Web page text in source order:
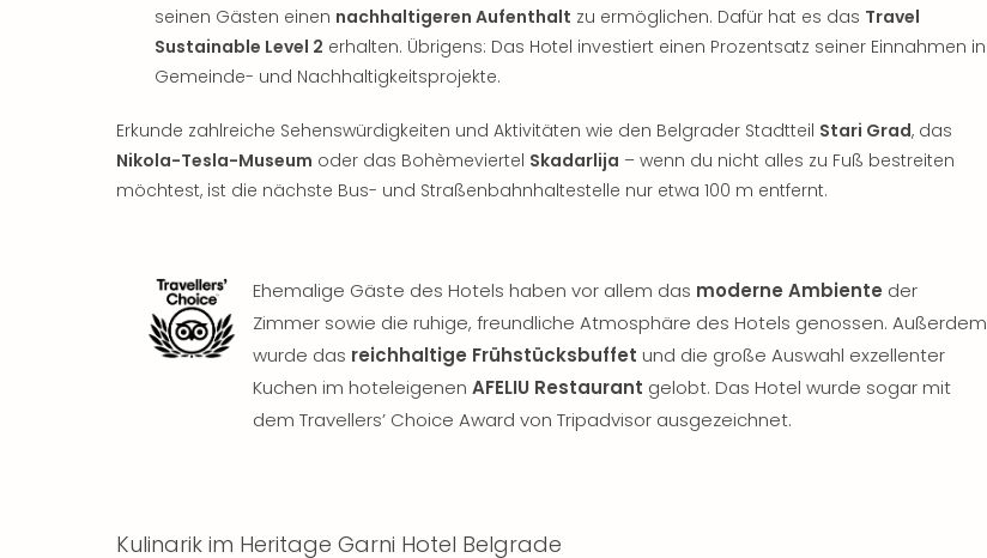
seinen Gästen einen nachhaltigeren Aufenthalt zu ermöglichen. Dafür hat es das Travel
Sustainable Level 2 erhalten. Übrigens: Das Hotel investiert einen Prozentsatz seiner Einnahmen in
Gemeinde- und Nachhaltigkeitsprojekte.
Erkunde zahlreiche Sehenswürdigkeiten und Aktivitäten wie den Belgrader Stadtteil Stari Grad, das
Nikola-Tesla-Museum oder das Bohèmeviertel Skadarlija – wenn du nicht alles zu Fuß bestreiten
möchtest, ist die nächste Bus- und Straßenbahnhaltestelle nur etwa 100 m entfernt.
Ehemalige Gäste des Hotels haben vor allem das moderne Ambiente der
Zimmer sowie die ruhige, freundliche Atmosphäre des Hotels genossen. Außerdem
wurde das reichhaltige Frühstücksbuffet und die große Auswahl exzellenter
Kuchen im hoteleigenen AFELIU Restaurant gelobt. Das Hotel wurde sogar mit
dem Travellers’ Choice Award von Tripadvisor ausgezeichnet.
Kulinarik im Heritage Garni Hotel Belgrade